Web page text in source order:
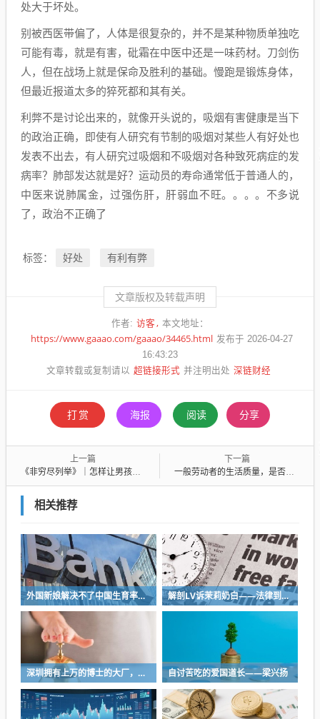
处大于坏处。
别被西医带偏了，人体是很复杂的，并不是某种物质单独吃
可能有毒，就是有害，砒霜在中医中还是一味药材。刀剑伤
人，但在战场上就是保命及胜利的基础。慢跑是锻炼身体，
但最近报道太多的猝死都和其有关。
利弊不是讨论出来的，就像开头说的，吸烟有害健康是当下
的政治正确，即使有人研究有节制的吸烟对某些人有好处也
发表不出去，有人研究过吸烟和不吸烟对各种致死病症的发
病率？肺部发达就是好？运动员的寿命通常低于普通人的，
中医来说肺属金，过强伤肝，肝弱血不旺。。。。不多说
了，政治不正确了
标签： 好处 有利有弊
文章版权及转载声明
作者: 访客 本文地址：
https://www.gaaao.com/gaaao/34465.html 发布于 2026-04-27
16:43:23
文章转载或复制请以 超链接形式 并注明出处 深链财经
打赏 海报 阅读 分享
上一篇
《非穷尽列举》｜怎样让男孩成长为能共情女性的男人？
下一篇
一般劳动者的生活质量，是否得到足够关注？他们是否有足够余力婚育？
相关推荐
外国新娘解决不了中国生育率的问题 解剖LV诉茉莉奶白——法律到底是什么？
深圳拥有上万的博士的大厂，最经典的表演就是，凌晨两三点给领导自动发邮件 自讨苦吃的爱国道长——梁兴扬